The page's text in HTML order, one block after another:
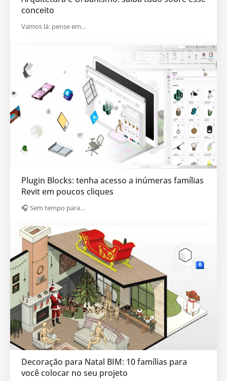
conceito
Vamos lá: pense em…
Plugin Blocks: tenha acesso a inúmeras famílias
Revit em poucos cliques
🎧 Sem tempo para…
Decoração para Natal BIM: 10 famílias para
você colocar no seu projeto